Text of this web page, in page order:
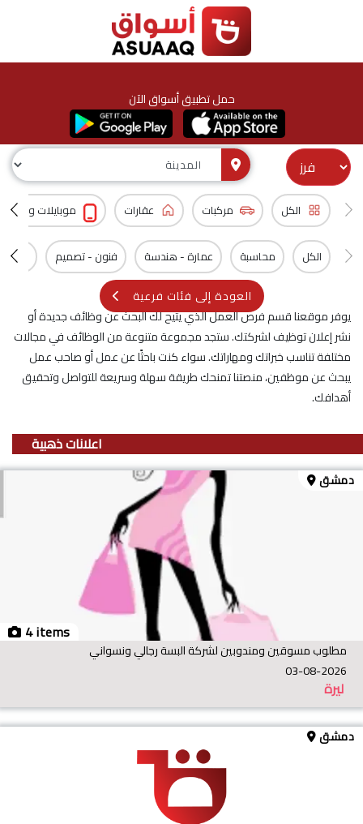
حمل تطبيق أسواق الآن
الكل مركبات عقارات موبايلات و
الكل محاسبة عمارة - هندسة فنون - تصميم
العودة إلى فئات فرعية
يوفر موقعنا قسم فرص العمل الذي يتيح لك البحث عن وظائف جديدة أو
نشر إعلان توظيف لشركتك. ستجد مجموعة متنوعة من الوظائف في مجالات
مختلفة تناسب خبراتك ومهاراتك. سواء كنت باحثًا عن عمل أو صاحب عمل
يبحث عن موظفين، منصتنا تمنحك طريقة سهلة وسريعة للتواصل وتحقيق
أهدافك.
اعلانات ذهبية
4 items
دمشق
مطلوب مسوقين ومندوبين لشركة البسة رجالي ونسواني
03-08-2026
ليرة
دمشق